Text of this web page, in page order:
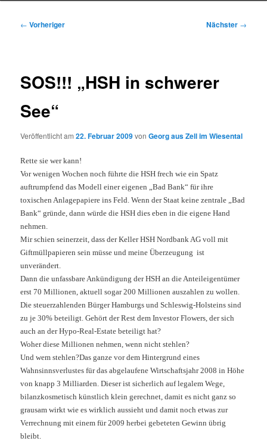
Beitragsnavigation
← Vorheriger Nächster →
SOS!!! „HSH in schwerer
See“
Veröffentlicht am22. Februar 2009vonGeorg aus Zell im Wiesental
Rette sie wer kann!
Vor wenigen Wochen noch führte die HSH frech wie ein Spatz
auftrumpfend das Modell einer eigenen „Bad Bank“ für ihre
toxischen Anlagepapiere ins Feld. Wenn der Staat keine zentrale „Bad
Bank“ gründe, dann würde die HSH dies eben in die eigene Hand
nehmen.
Mir schien seinerzeit, dass der Keller HSH Nordbank AG voll mit
Giftmüllpapieren sein müsse und meine Überzeugung ist
unverändert.
Dann die unfassbare Ankündigung der HSH an die Anteileigentümer
erst 70 Millionen, aktuell sogar 200 Millionen auszahlen zu wollen.
Die steuerzahlenden Bürger Hamburgs und Schleswig-Holsteins sind
zu je 30% beteiligt. Gehört der Rest dem Investor Flowers, der sich
auch an der Hypo-Real-Estate beteiligt hat?
Woher diese Millionen nehmen, wenn nicht stehlen?
Und wem stehlen?Das ganze vor dem Hintergrund eines
Wahnsinnsverlustes für das abgelaufene Wirtschaftsjahr 2008 inHöhe
von knapp 3 Milliarden. Dieser ist sicherlich auf legalem Wege,
bilanzkosmetisch künstlich klein gerechnet, damit es nicht ganz so
grausam wirkt wie es wirklich aussieht und damit noch etwas zur
Verrechnung mit einem für 2009 herbei gebeteten Gewinn übrig
bleibt.